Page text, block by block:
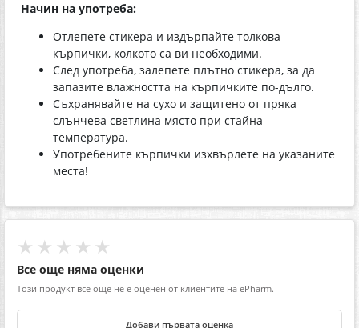
Начин на употреба:
Отлепете стикера и издърпайте толкова
кърпички, колкото са ви необходими.
След употреба, залепете плътно стикера, за да
запазите влажността на кърпичките по-дълго.
Съхранявайте на сухо и защитено от пряка
слънчева светлина място при стайна
температура.
Употребените кърпички изхвърлете на указаните
места!
★★★★★
Все още няма оценки
Този продукт все още не е оценен от клиентите на ePharm.
Добави първата оценка